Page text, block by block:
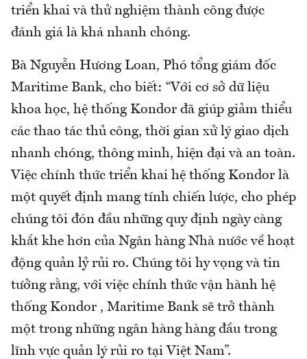
triển khai và thử nghiệm thành công được
đánh giá là khá nhanh chóng.
Bà Nguyễn Hương Loan, Phó tổng giám đốc
Maritime Bank, cho biết: “Với cơ sở dữ liệu
khoa học, hệ thống Kondor đã giúp giảm thiểu
các thao tác thủ công, thời gian xử lý giao dịch
nhanh chóng, thông minh, hiện đại và an toàn.
Việc chính thức triển khai hệ thống Kondor là
một quyết định mang tính chiến lược, cho phép
chúng tôi đón đầu những quy định ngày càng
khắt khe hơn của Ngân hàng Nhà nước về hoạt
động quản lỷ rủi ro. Chúng tôi hy vọng và tin
tưởng rằng, với việc chính thức vận hành hệ
thống Kondor , Maritime Bank sẽ trở thành
một trong những ngân hàng hàng đầu trong
lĩnh vực quản lý rủi ro tại Việt Nam”.